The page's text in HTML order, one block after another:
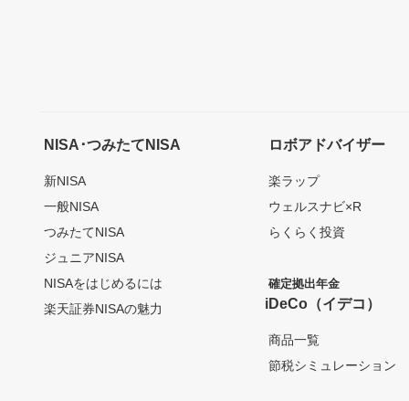
NISA･つみたてNISA
新NISA
一般NISA
つみたてNISA
ジュニアNISA
NISAをはじめるには
楽天証券NISAの魅力
ロボアドバイザー
楽ラップ
ウェルスナビ×R
らくらく投資
確定拠出年金
iDeCo（イデコ）
商品一覧
節税シミュレーション